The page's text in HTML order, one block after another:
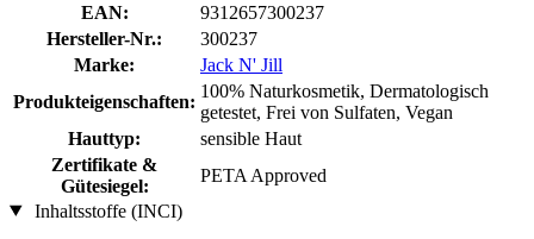
EAN:
9312657300237
Hersteller-Nr.:
300237
Marke:
Jack N' Jill
Produkteigenschaften:
100% Naturkosmetik, Dermatologisch
getestet, Frei von Sulfaten, Vegan
Hauttyp:
sensible Haut
Zertifikate &
Gütesiegel:
PETA Approved
Inhaltsstoffe (INCI)